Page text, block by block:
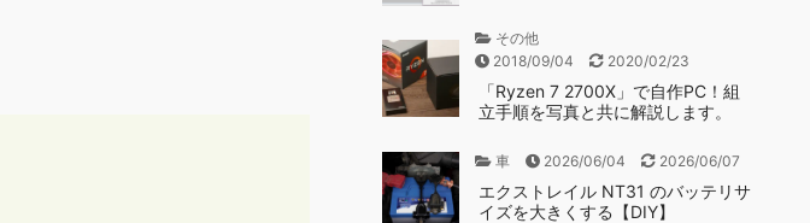
その他
2018/09/04
2020/02/23
「Ryzen 7 2700X」で自作PC！組
立手順を写真と共に解説します。
車 2026/06/04 2026/06/07
エクストレイル NT31 のバッテリサ
イズを大きくする【DIY】